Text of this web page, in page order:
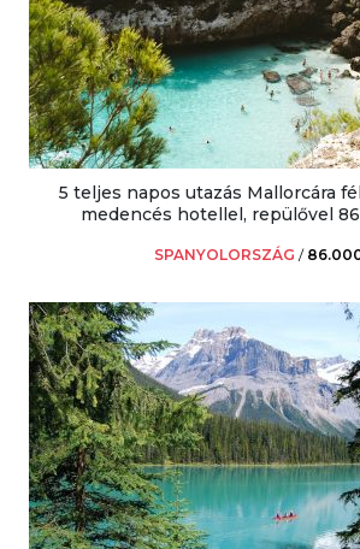
5 teljes napos utazás Mallorcára
medencés hotellel, repülővel
SPANYOLORSZÁG /